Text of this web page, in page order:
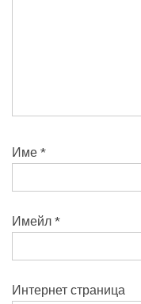
Име *
Имейл *
Интернет страница